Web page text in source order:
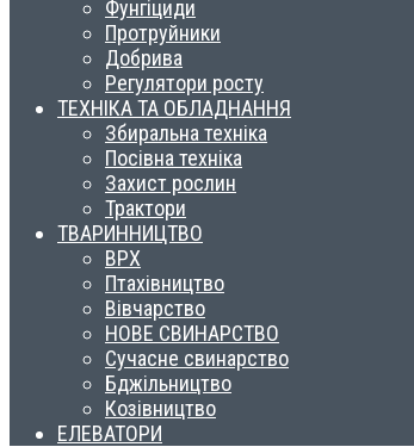
Фунгіциди
Протруйники
Добрива
Регулятори росту
ТЕХНІКА ТА ОБЛАДНАННЯ
Збиральна техніка
Посівна техніка
Захист рослин
Трактори
ТВАРИННИЦТВО
ВРХ
Птахівництво
Вівчарство
НОВЕ СВИНАРСТВО
Сучасне свинарство
Бджільництво
Козівництво
ЕЛЕВАТОРИ